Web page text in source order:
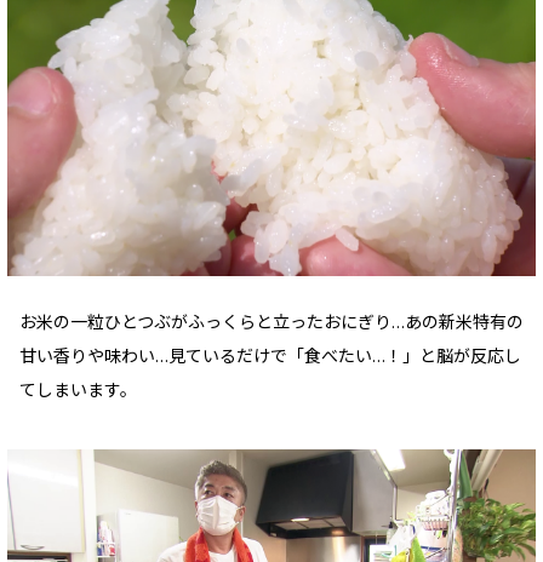
お米の一粒ひとつぶがふっくらと立ったおにぎり…あの新米特有の
甘い香りや味わい…見ているだけで「食べたい…！」と脳が反応し
てしまいます。